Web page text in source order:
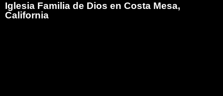
Iglesia Familia de Dios en Costa Mesa,
California